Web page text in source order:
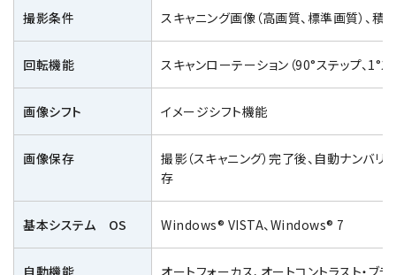
お薦め消耗品
生産終了製品
撮影条件 スキャニング画像（高画質、標準画質）、積
回転機能 スキャンローテーション（90°ステップ、1°
画像シフト イメージシフト機能
画像保存
撮影（スキャニング）完了後、自動ナンバリ
存
基本システム OS Windows® VISTA、Windows® 7
自動機能 オートフォーカス、オートコントラスト・ブラ